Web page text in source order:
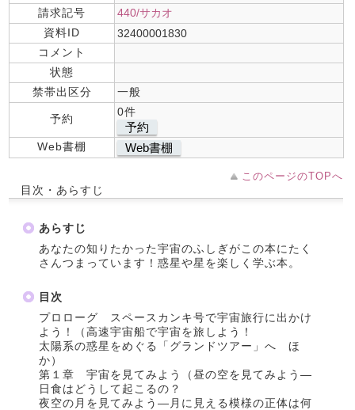
請求記号
440/サカオ
資料ID
32400001830
コメント
状態
禁帯出区分
一般
予約
0件
予約
Web書棚 Web書棚
このページのTOPへ
目次・あらすじ
あらすじ
あなたの知りたかった宇宙のふしぎがこの本にたく
さんつまっています！惑星や星を楽しく学ぶ本。
目次
プロローグ スペースカンキ号で宇宙旅行に出かけ
よう！（高速宇宙船で宇宙を旅しよう！
太陽系の惑星をめぐる「グランドツアー」へ ほ
か）
第１章 宇宙を見てみよう（昼の空を見てみよう―
日食はどうして起こるの？
夜空の月を見てみよう―月に見える模様の正体は何